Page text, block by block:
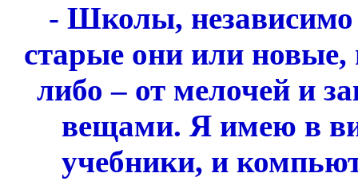
- Школы, независимо
старые они или
либо – от мелочей и
вещами. Я имею в
учебники, и